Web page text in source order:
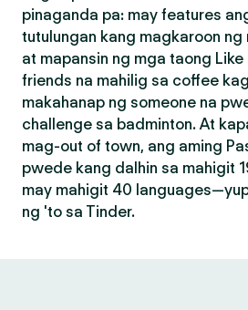
pinaganda pa: may features
tutulungan kang magkaroon ng
at mapansin ng mga taong
friends na mahilig sa coffee
makahanap ng someone na
challenge sa badminton. At
mag-out of town, ang aming
pwede kang dalhin sa mahigit
may mahigit 40
ng 'to sa Tinder.